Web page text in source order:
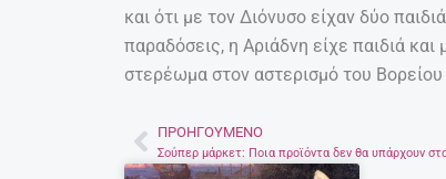
και ότι με τον Διόνυσο είχαν δύο
παραδόσεις, η Αριάδνη είχε παιδιά
στερέωμα στον αστερισμό του
Prev
ΠΡΟΗΓΟΎΜΕΝΟ